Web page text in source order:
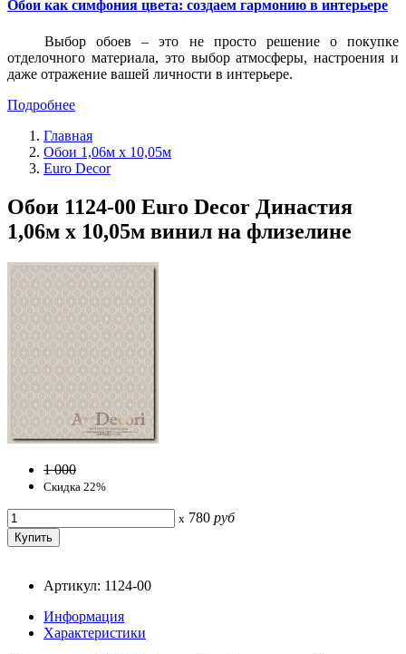
Обои как симфония цвета: создаем гармонию в интерьере
Выбор обоев – это не просто решение о покупке
отделочного материала, это выбор атмосферы, настроения и
даже отражение вашей личности в интерьере.
Подробнее
Главная
Обои 1,06м х 10,05м
Euro Decor
Обои 1124-00 Euro Decor Династия
1,06м х 10,05м винил на флизелине
1 000
Скидка 22%
x 780 руб
Артикул: 1124-00
Информация
Характеристики